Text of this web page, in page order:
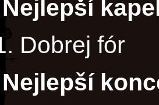
Nejlepší
Dobrej fór
Nejlepší